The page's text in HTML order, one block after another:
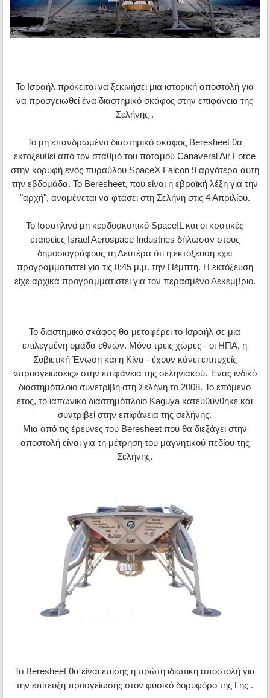
Το Ισραήλ πρόκειται να ξεκινήσει μια ιστορική αποστολή για
να προσγειωθεί ένα διαστημικό σκάφος στην επιφάνεια της
Σελήνης .
Το μη επανδρωμένο διαστημικό σκάφος Beresheet θα
εκτοξευθεί από τον σταθμό του ποταμού Canaveral Air Force
στην κορυφή ενός πυραύλου SpaceX Falcon 9 αργότερα αυτή
την εβδομάδα. Το Beresheet, που είναι η εβραϊκή λέξη για την
"αρχή", αναμένεται να φτάσει στη Σελήνη στις 4 Απριλίου.
Το Ισραηλινό μη κερδοσκοπικό SpaceIL και οι κρατικές
εταιρείες Israel Aerospace Industries δήλωσαν στους
δημοσιογράφους τη Δευτέρα ότι η εκτόξευση έχει
προγραμματιστεί για τις 8:45 μ.μ. την Πέμπτη. Η εκτόξευση
είχε αρχικά προγραμματιστεί για τον περασμένο Δεκέμβριο.
Το διαστημικό σκάφος θα μεταφέρει το Ισραήλ σε μια
επιλεγμένη ομάδα εθνών. Μόνο τρεις χώρες - οι ΗΠΑ, η
Σοβιετική Ένωση και η Κίνα - έχουν κάνει επιτυχείς
«προσγειώσεις» στην επιφάνεια της σεληνιακού. Ένας ινδικό
διαστημόπλοιο συνετρίβη στη Σελήνη το 2008. Το επόμενο
έτος, το ιαπωνικό διαστημόπλοιο Kaguya κατευθύνθηκε και
συντριβεί στην επιφάνεια της σελήνης.
Μια από τις έρευνες του Beresheet που θα διεξάγει στην
αποστολή είναι για τη μέτρηση του μαγνητικού πεδίου της
Σελήνης.
Το Beresheet θα είναι επίσης η πρώτη ιδιωτική αποστολή για
την επίτευξη προσγείωσης στον φυσικό δορυφόρο της Γης .